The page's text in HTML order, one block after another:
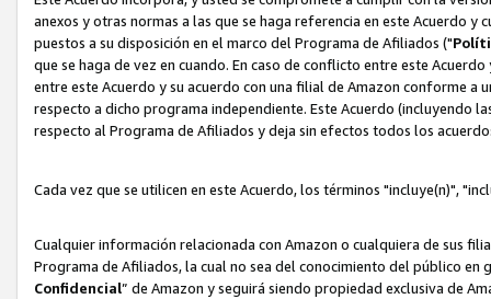
anexos y otras normas a las que se haga referencia en este Acuerdo
puestos a su disposición en el marco del Programa de Afiliados ("
que se haga de vez en cuando. En caso de conflicto entre este
entre este Acuerdo y su acuerdo con una filial de Amazon conforme
respecto a dicho programa independiente. Este Acuerdo (incluyendo
respecto al Programa de Afiliados y deja sin efectos todos los
Cada vez que se utilicen en este Acuerdo, los términos "incluye(n)",
Cualquier información relacionada con Amazon o cualquiera de sus
Programa de Afiliados, la cual no sea del conocimiento del público
Confidencial” de Amazon y seguirá siendo propiedad exclusiva de